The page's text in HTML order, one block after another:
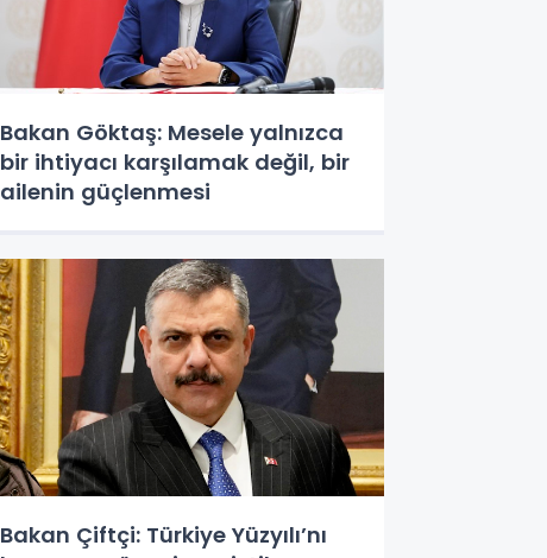
Bakan Göktaş: Mesele yalnızca
bir ihtiyacı karşılamak değil, bir
ailenin güçlenmesi
Bakan Çiftçi: Türkiye Yüzyılı’nı